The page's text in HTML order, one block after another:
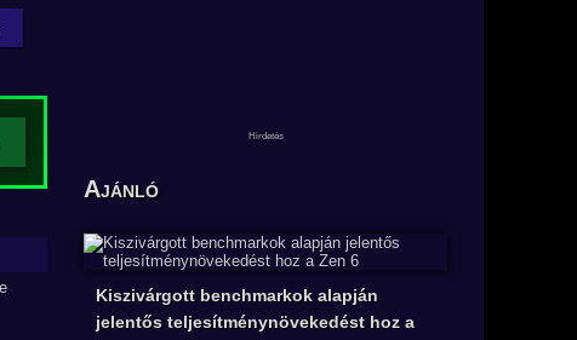
Ajánló
Kiszivárgott benchmarkok alapján
jelentős teljesítménynövekedést hoz a